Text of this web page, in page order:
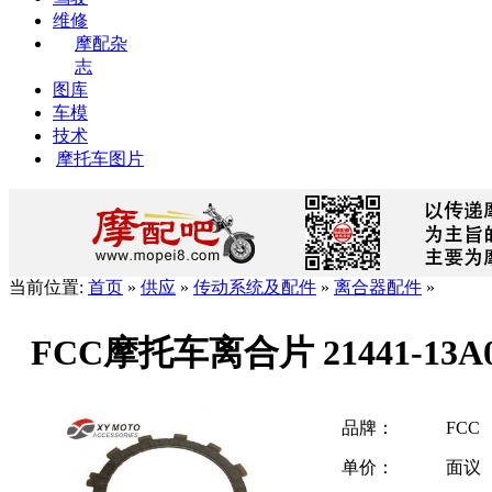
维修
摩配杂
志
图库
车模
技术
摩托车图片
当前位置: 首页 » 供应 » 传动系统及配件 » 离合器配件 »
FCC摩托车离合片 21441-
品牌： FCC
单价： 面议